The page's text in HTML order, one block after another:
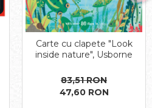
Carte cu clapete "Look
inside nature", Usborne
83,51 RON
47,60 RON